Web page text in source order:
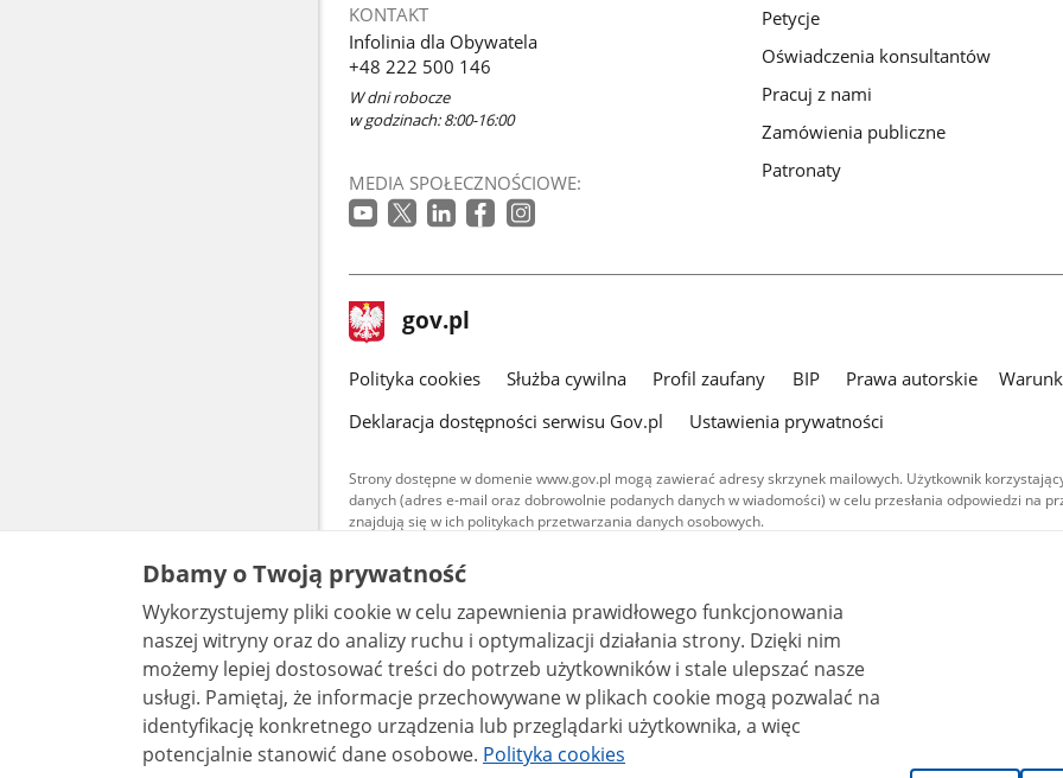
KONTAKT
Infolinia dla Obywatela
+48 222 500 146
W dni robocze
w godzinach: 8:00-16:00
MEDIA SPOŁECZNOŚCIOWE:
Petycje
Oświadczenia konsultantów
Pracuj z nami
Zamówienia publiczne
Patronaty
stopka
gov.pl Strona
gov.pl
gov.pl
Polityka cookies Służba cywilna Profil zaufany BIP Prawa autorskie
Deklaracja dostępności serwisu Gov.pl
Ustawienia prywatności
Strony dostępne w domenie www.gov.pl mogą zawierać adresy skrzynek mailowych. Użytkownik
danych (adres e-mail oraz dobrowolnie podanych danych w wiadomości) w celu przesłania odpowiedzi na
znajdują się w ich politykach przetwarzania danych osobowych.
Treści tekstowe publikowane w serwisie (z wyłączeniem treści audiowizualnych), są
udostępniane na licencji typu Creative Commons: uznanie autorstwa - na tych samych
warunkach 4.0 (CC BY-SA 4.0). Materiały audiowizualne, w tym zdjęcia, materiały audio i wideo,
są udostępniane na licencji typu Creative Commons: uznanie autorstwa użycie niekomercyjne -
bez utworów zależnych 4.0 (CC BY-NC-ND 4.0), o ile nie jest to stwierdzone inaczej.
Dbamy o Twoją prywatność
Wykorzystujemy pliki cookie w celu zapewnienia prawidłowego funkcjonowania
naszej witryny oraz do analizy ruchu i optymalizacji działania strony. Dzięki nim
możemy lepiej dostosować treści do potrzeb użytkowników i stale ulepszać nasze
usługi. Pamiętaj, że informacje przechowywane w plikach cookie mogą pozwalać na
identyfikację konkretnego urządzenia lub przeglądarki użytkownika, a więc
potencjalnie stanowić dane osobowe. Polityka cookies